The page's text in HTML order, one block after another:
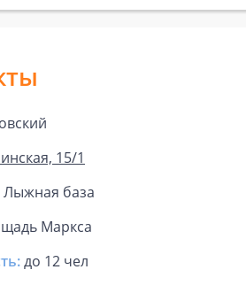
15/1
Лыжная база
Маркса
до 12 чел